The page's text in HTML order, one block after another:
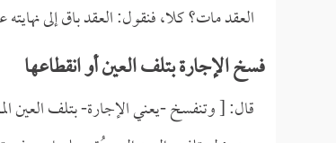
العقد مات؟ كلا، فنقول: العقد باق إلى
فسخ الإجارة بتلف العين أو انقطاعها
قال: [ وتنفسخ -يعني الإجارة- بتلف العين